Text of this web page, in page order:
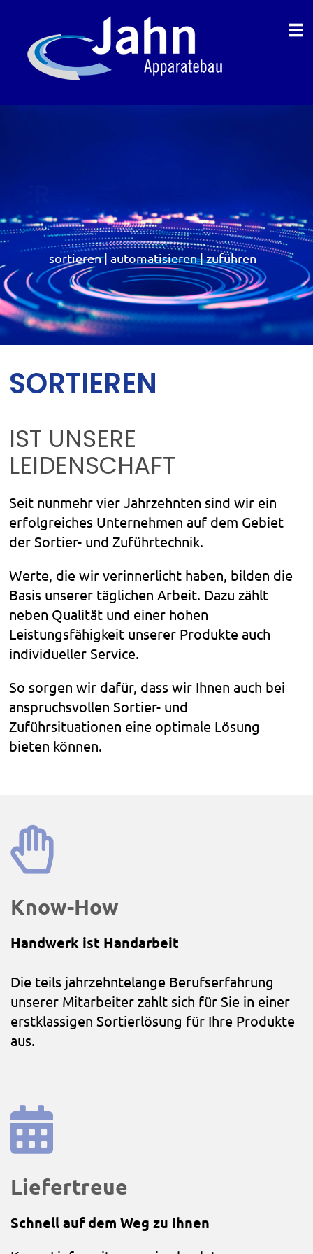
sortieren | automatisieren | zuführen
SORTIEREN
IST UNSERE
LEIDENSCHAFT
Seit nunmehr vier Jahrzehnten sind wir ein
erfolgreiches Unternehmen auf dem Gebiet
der Sortier- und Zuführtechnik.
Werte, die wir verinnerlicht haben, bilden die
Basis unserer täglichen Arbeit. Dazu zählt
neben Qualität und einer hohen
Leistungsfähigkeit unserer Produkte auch
individueller Service.
So sorgen wir dafür, dass wir Ihnen auch bei
anspruchsvollen Sortier- und
Zuführsituationen eine optimale Lösung
bieten können.
Know-How
Handwerk ist Handarbeit
Die teils jahrzehntelange Berufserfahrung
unserer Mitarbeiter zahlt sich für Sie in einer
erstklassigen Sortierlösung für Ihre Produkte
aus.
Liefertreue
Schnell auf dem Weg zu Ihnen